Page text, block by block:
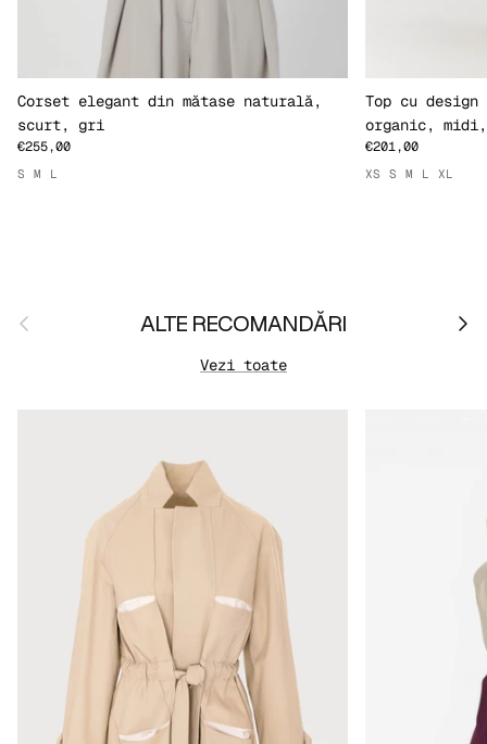
Corset elegant din mătase naturală,
scurt, gri
€255,00
S M L
Top cu design
organic,
€201,00
XS S M L XL
Anterior ALTE RECOMANDĂRI
Vezi toate